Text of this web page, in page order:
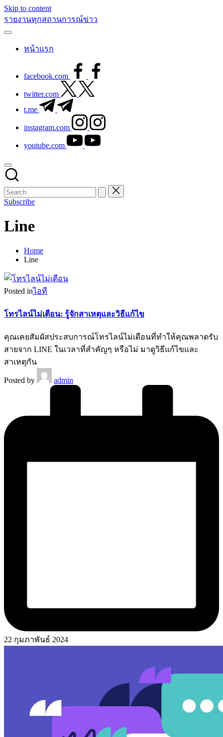
Skip to content
รายงานทุกสถานการณ์ข่าว
หน้าแรก
facebook.com
twitter.com
t.me
instagram.com
youtube.com
Subscribe
Line
Home
Line
Posted inไอที
โทรไลน์ไม่เตือน: รู้จักสาเหตุและวิธีแก้ไข
คุณเคยสัมผัสประสบการณ์โทรไลน์ไม่เตือนที่ทำให้คุณพลาดรับ
สายจาก LINE ในเวลาที่สำคัญๆ หรือไม่ มาดูวิธีแก้ไขและ
สาเหตุกัน
Posted by admin
22 กุมภาพันธ์ 2024